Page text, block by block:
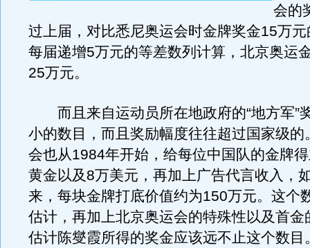
会的
过上届，对比悉尼奥运会时金牌奖金15万
每届递增5万元的等差数列计算，北京奥运
25万元。
而且来自运动员所在地政府的“地方军”
小的数目，而且奖励幅度往往超过国家级的
会也从1984年开始，给每位中国队的金牌
黄金以及8万美元，再加上广告代言收入，
来，每块金牌打底价值约为150万元。这个
估计，再加上北京奥运会的特殊性以及首金
估计陈燮霞所得的奖金应该远不止这个数目